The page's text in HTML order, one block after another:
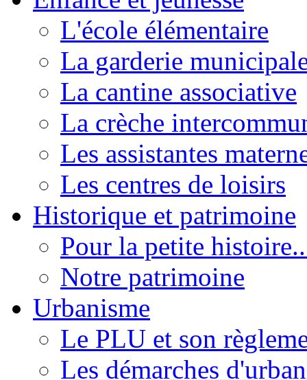
L'école élémentaire
La garderie
La cantine associative
La crèche
Les assistantes
Les centres de loisirs
Historique et patrimoine
Pour la petite
Notre patrimoine
Urbanisme
Le PLU et son
Les démarches